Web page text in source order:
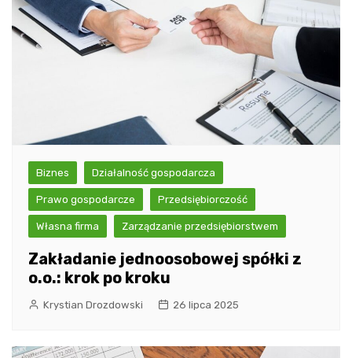
Biznes Działalność gospodarcza
Prawo gospodarcze Przedsiębiorczość
Własna firma Zarządzanie przedsiębiorstwem
Zakładanie jednoosobowej spółki z
o.o.: krok po kroku
Krystian Drozdowski 26 lipca 2025